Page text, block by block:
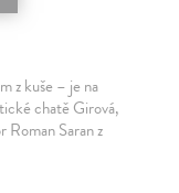
z kuše – je na
chatě Girová,
Roman Saran z